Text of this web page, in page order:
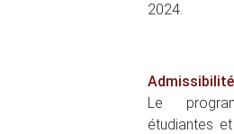
2024.
Admissibilité
Le
étudiantes